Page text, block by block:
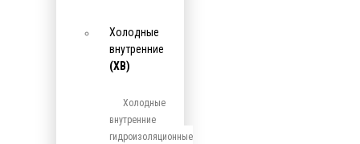
Холодные
внутренние
(ХВ)
Холодные
внутренние
гидроизоляционные